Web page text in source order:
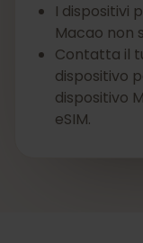
I dispositivi
Macao non
Contatta il
dispositivo
dispositivo
eSIM.